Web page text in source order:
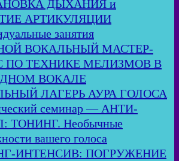
ДЫХАНИЯ и
АРТИКУЛЯЦИИ
занятия
ВОКАЛЬНЫЙ МАСТЕР-
ПО ТЕХНИКЕ МЕЛИЗМОВ В
ВОКАЛЕ
ЛАГЕРЬ АУРА ГОЛОСА
семинар — АНТИ-
ТОНИНГ. Необычные
вашего голоса
ИНТЕНСИВ: ПОГРУЖЕНИЕ